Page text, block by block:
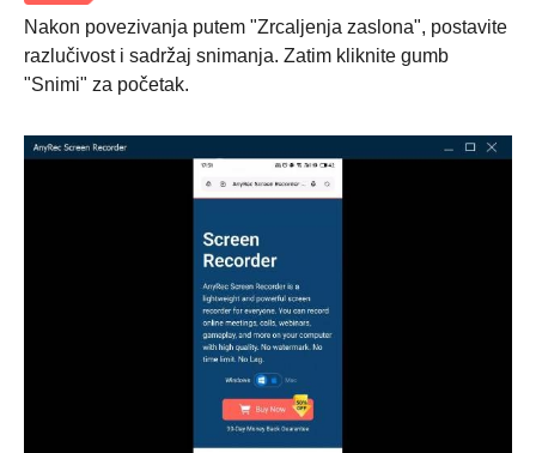
Nakon povezivanja putem "Zrcaljenja zaslona", postavite
razlučivost i sadržaj snimanja. Zatim kliknite gumb
"Snimi" za početak.